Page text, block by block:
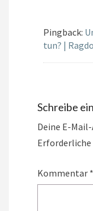
Pingback:
tun? |
Schreibe
Deine E-
Kommentar *